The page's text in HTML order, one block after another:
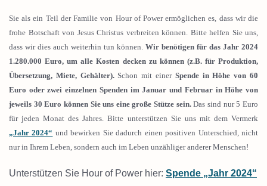
Sie als ein Teil der Familie von Hour of Power ermöglichen es, dass wir die
frohe Botschaft von Jesus Christus verbreiten können. Bitte helfen Sie uns,
dass wir dies auch weiterhin tun können. Wir benötigen für das Jahr 2024
1.280.000 Euro, um alle Kosten decken zu können (z.B. für Produktion,
Übersetzung, Miete, Gehälter).Schon mit einer Spende in Höhe von 60
Euro oder zwei einzelnen Spenden im Januar und Februar in Höhe von
jeweils 30 Euro können Sie uns eine große Stütze sein.Das sind nur 5 Euro
für jeden Monat des Jahres. Bitte unterstützen Sie uns mit dem Vermerk
„Jahr 2024“ und bewirken Sie dadurch einen positiven Unterschied, nicht
nur in Ihrem Leben, sondern auch im Leben unzähliger anderer Menschen!
Unterstützen Sie Hour of Power hier: Spende „Jahr 2024“